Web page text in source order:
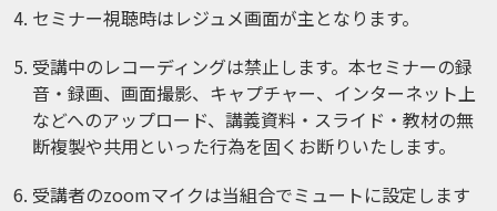
セミナー視聴時はレジュメ画面が主となります。
受講中のレコーディングは禁止します。本セミナーの録
音・録画、画面撮影、キャプチャー、インターネット上
などへのアップロード、講義資料・スライド・教材の無
断複製や共用といった行為を固くお断りいたします。
受講者のzoomマイクは当組合でミュートに設定します